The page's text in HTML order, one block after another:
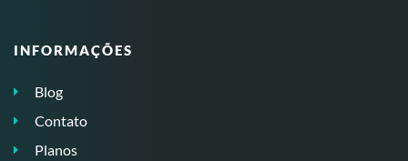
INFORMAÇÕES
Blog
Contato
Planos